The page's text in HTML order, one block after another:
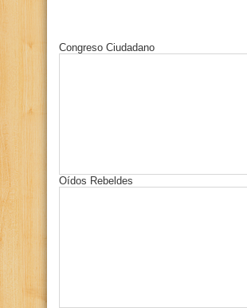
Congreso Ciudadano
Oídos Rebeldes